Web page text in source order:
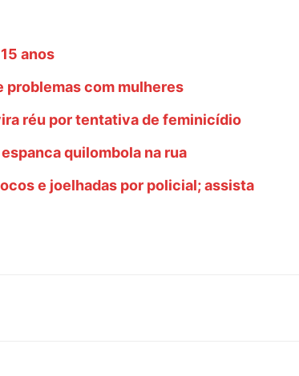
anos
problemas com mulheres
réu por tentativa de feminicídio
quilombola na rua
e joelhadas por policial; assista